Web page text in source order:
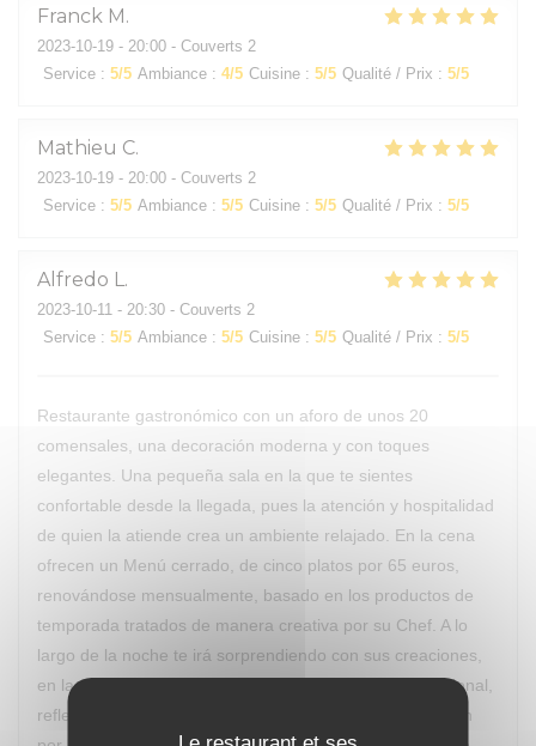
Franck M
2023-10-19 - 20:00 - Couverts 2
Service : 5/5 Ambiance : 4/5 Cuisine : 5/5 Qualité / Prix : 5/5
Mathieu C
2023-10-19 - 20:00 - Couverts 2
Service : 5/5 Ambiance : 5/5 Cuisine : 5/5 Qualité / Prix : 5/5
Alfredo L
2023-10-11 - 20:30 - Couverts 2
Service : 5/5 Ambiance : 5/5 Cuisine : 5/5 Qualité / Prix : 5/5
Restaurante gastronómico con un aforo de unos 20
comensales, una decoración moderna y con toques
elegantes. Una pequeña sala en la que te sientes
confortable desde la llegada, pues la atención y hospitalidad
de quien la atiende crea un ambiente relajado. En la cena
ofrecen un Menú cerrado, de cinco platos por 65 euros,
renovándose mensualmente, basado en los productos de
temporada tratados de manera creativa por su Chef. A lo
largo de la noche te irá sorprendiendo con sus creaciones,
en las que intuyes sus influencias de la cocina internacional,
reflejando su formación, trabajo de investigación y pasión